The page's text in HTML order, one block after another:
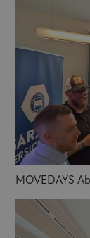
MOVEDAYS